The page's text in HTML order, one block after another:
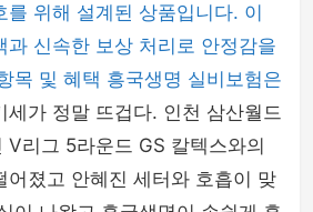
를 위해 설계된 상품입니다. 이
과 신속한 보상 처리로 안정감을
목 및 혜택 흥국생명 실비보험은
세가 정말 뜨겁다. 인천 삼산월드
V리그 5라운드 GS 칼텍스와의
어졌고 안혜진 세터와 호흡이 맞